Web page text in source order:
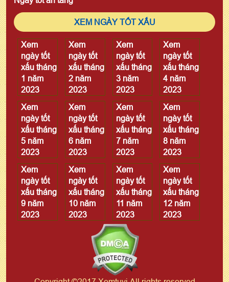
XEM NGÀY TỐT XẤU
Xem
ngày tốt
xấu tháng
1 năm
2023
Xem
ngày tốt
xấu tháng
2 năm
2023
Xem
ngày tốt
xấu tháng
3 năm
2023
Xem
ngày tốt
xấu tháng
4 năm
2023
Xem
ngày tốt
xấu tháng
5 năm
2023
Xem
ngày tốt
xấu tháng
6 năm
2023
Xem
ngày tốt
xấu tháng
7 năm
2023
Xem
ngày tốt
xấu tháng
8 năm
2023
Xem
ngày tốt
xấu tháng
9 năm
2023
Xem
ngày tốt
xấu tháng
10 năm
2023
Xem
ngày tốt
xấu tháng
11 năm
2023
Xem
ngày tốt
xấu tháng
12 năm
2023